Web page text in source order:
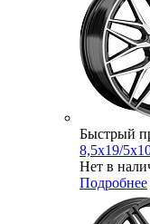
Быстрый
8,5x19/
Нет в
Подробнее